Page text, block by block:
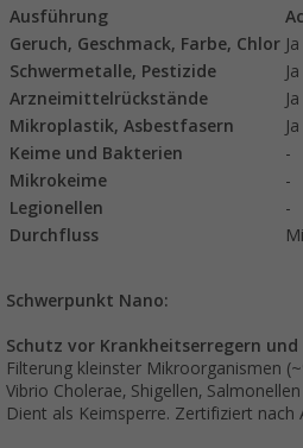
Ausführung
Geruch, Geschmack, Farbe, Chlor Ja
Schwermetalle, Pestizide
Ja
Arzneimittelrückstände
Ja
Mikroplastik, Asbestfasern
Ja
Keime und Bakterien
-
Mikrokeime
-
Legionellen
-
Durchfluss
Schwerpunkt Nano:
Schutz vor Krankheitserregern
Filterung kleinster Mikroorganismen
Vibrio Cholerae, Shigellen,
Dient als Keimsperre. Zertifiziert nach